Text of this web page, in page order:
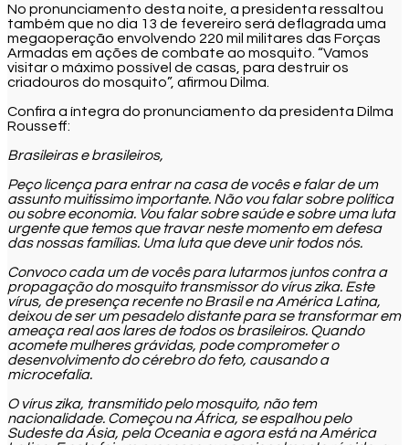
No pronunciamento desta noite, a presidenta ressaltou
também que no dia 13 de fevereiro será deflagrada uma
megaoperação envolvendo 220 mil militares das Forças
Armadas em ações de combate ao mosquito. “Vamos
visitar o máximo possível de casas, para destruir os
criadouros do mosquito”, afirmou Dilma.
Confira a íntegra do pronunciamento da presidenta Dilma
Rousseff:
Brasileiras e brasileiros,
Peço licença para entrar na casa de vocês e falar de um
assunto muitíssimo importante. Não vou falar sobre política
ou sobre economia. Vou falar sobre saúde e sobre uma luta
urgente que temos que travar neste momento em defesa
das nossas famílias. Uma luta que deve unir todos nós.
Convoco cada um de vocês para lutarmos juntos contra a
propagação do mosquito transmissor do vírus zika. Este
vírus, de presença recente no Brasil e na América Latina,
deixou de ser um pesadelo distante para se transformar em
ameaça real aos lares de todos os brasileiros. Quando
acomete mulheres grávidas, pode comprometer o
desenvolvimento do cérebro do feto, causando a
microcefalia.
O vírus zika, transmitido pelo mosquito, não tem
nacionalidade. Começou na África, se espalhou pelo
Sudeste da Ásia, pela Oceania e agora está na América